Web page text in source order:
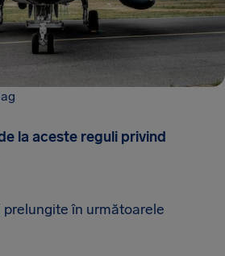
la aceste reguli privind
în următoarele